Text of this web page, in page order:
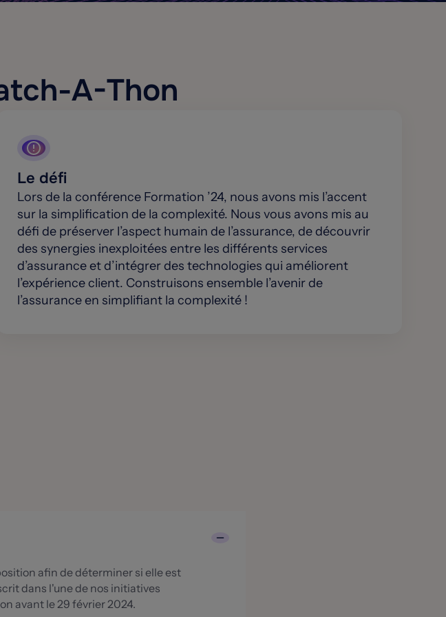
A-Thon
Le défi
Lors de la conférence Formation ’24, nous avons mis l’accent
sur la simplification de la complexité. Nous vous avons mis au
défi de préserver l’aspect humain de l’assurance, de découvrir
des synergies inexploitées entre les différents services
d’assurance et d’intégrer des technologies qui améliorent
l’expérience client. Construisons ensemble l’avenir de
l’assurance en simplifiant la complexité !
afin de déterminer si elle est
dans l'une de nos initiatives
avant le 29 février 2024.